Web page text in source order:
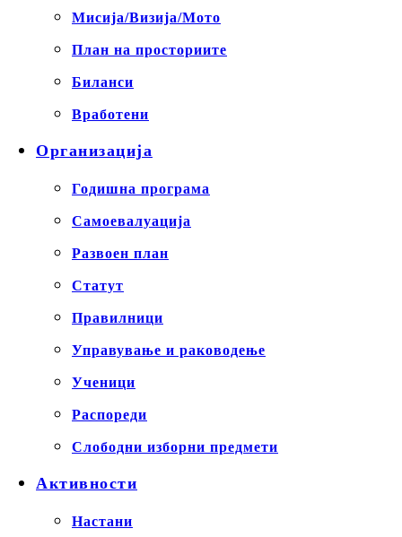
Мисија/Визија/Мото
План на просториите
Биланси
Вработени
Организација
Годишна програма
Самоевалуација
Развоен план
Статут
Правилници
Управување и раководење
Ученици
Распореди
Слободни изборни предмети
Активности
Настани